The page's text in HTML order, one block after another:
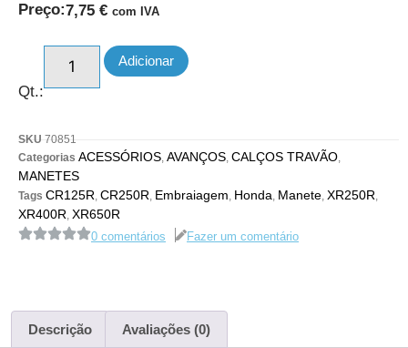
Preço:7,75 € com IVA
Qt.:
Adicionar
SKU 70851
Categorias ACESSÓRIOS AVANÇOS CALÇOS TRAVÃO
MANETES
Tags CR125R CR250R Embraiagem Honda Manete XR250R
XR400R XR650R
0 comentários Fazer um comentário
Descrição Avaliações (0)